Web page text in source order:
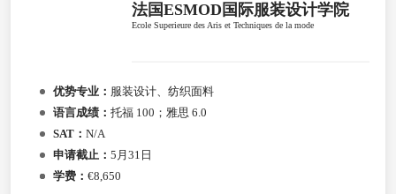
法国ESMOD国际服装设计学院
Ecole Superieure des Aris et Techniques de la mode
优势专业： 服装设计、纺织面料
语言成绩： 托福 100；雅思 6.0
SAT： N/A
申请截止： 5月31日
学费： €8,650